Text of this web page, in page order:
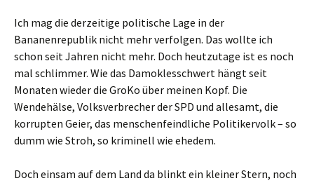
Ich mag die derzeitige politische Lage in der
Bananenrepublik nicht mehr verfolgen. Das wollte ich
schon seit Jahren nicht mehr. Doch heutzutage ist es noch
mal schlimmer. Wie das Damoklesschwert hängt seit
Monaten wieder die GroKo über meinen Kopf. Die
Wendehälse, Volksverbrecher der SPD und allesamt, die
korrupten Geier, das menschenfeindliche Politikervolk – so
dumm wie Stroh, so kriminell wie ehedem.
Doch einsam auf dem Land da blinkt ein kleiner Stern, noch